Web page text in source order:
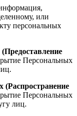
или
персональных
Персональных
(Распространение
Персональных
лиц.